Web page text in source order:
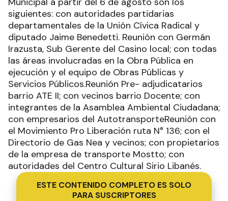
siguientes: con autoridades partidarias
departamentales de la Unión Cívica Radical y
diputado Jaime Benedetti. Reunión con Germán
Irazusta, Sub Gerente del Casino local; con todas
las áreas involucradas en la Obra Pública en
ejecución y el equipo de Obras Públicas y
Servicios Públicos.Reunión Pre- adjudicatarios
barrio ATE II; con vecinos barrio Docente; con
integrantes de la Asamblea Ambiental Ciudadana;
con empresarios del AutotransporteReunión con
el Movimiento Pro Liberación ruta N° 136; con el
Directorio de Gas Nea y vecinos; con propietarios
de la empresa de transporte Mostto; con
autoridades del Centro Cultural Sirio Libanés.
ESTE CONTENIDO COMPLETO ES SOLO
PARA SUSCRIPTORES